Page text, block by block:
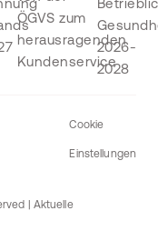
Cookie
Einstellungen
| Aktuelle